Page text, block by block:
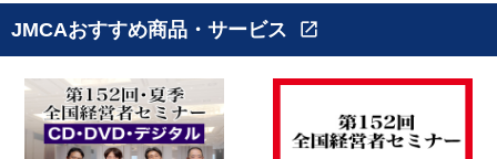
JMCAおすすめ商品・サービス open_in_new